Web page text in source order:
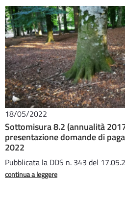
18/05/2022
Sottomisura 8.2 (annualità
presentazione domande di
2022
Pubblicata la DDS n. 343 del
continua a leggere